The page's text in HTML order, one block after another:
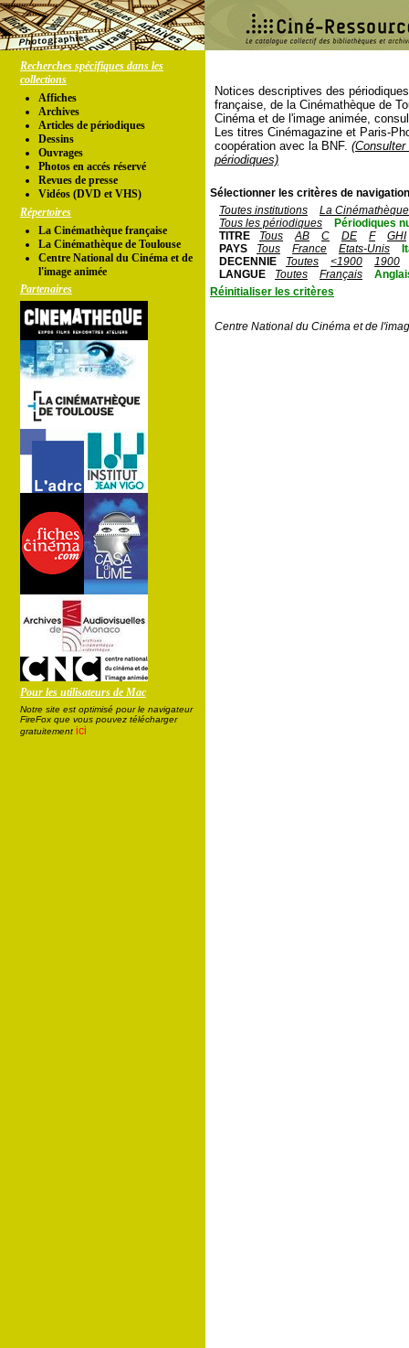
Recherches spécifiques dans les
collections
Affiches
Archives
Articles de périodiques
Dessins
Ouvrages
Photos en accés réservé
Revues de presse
Vidéos (DVD et VHS)
Répertoires
La Cinémathèque française
La Cinémathèque de Toulouse
Centre National du Cinéma et de
l'image animée
Partenaires
Pour les utilisateurs de Mac
Notre site est optimisé pour le navigateur
FireFox que vous pouvez télécharger
gratuitement ici
Notices descriptives des
française, de la Cinémathèque de
Cinéma et de l'image animée,
Les titres Cinémagazine et Paris-
coopération avec la BNF.
périodiques)
Sélectionner les critères de
Toutes institutions
La
Tous les périodiques
Périodiques
TITRE
Tous AB C DE F
GHI
PAYS
Tous France Etats-Unis
DECENNIE
Toutes <1900
1900
LANGUE
Toutes Français
Réinitialiser les critères
Centre National du Cinéma et de